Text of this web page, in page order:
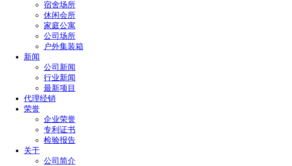
宿舍场所
休闲会所
家庭公寓
公司场所
户外集装箱
新闻
公司新闻
行业新闻
最新项目
代理经销
荣誉
企业荣誉
专利证书
检验报告
关于
公司简介